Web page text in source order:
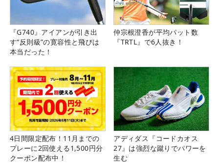
『G740』アイアンが引き出
す“反則級”の寛容性と飛びは
本当だった！
仲宗根澄香が平均パット数
『TRTL』で6人抜き！
4日間限定配布！11月までの
プレーに2回使える1,500円分
クーポン配布中！
アディダス『コードカオス
27』は強烈な蹴りでパワーを
生む